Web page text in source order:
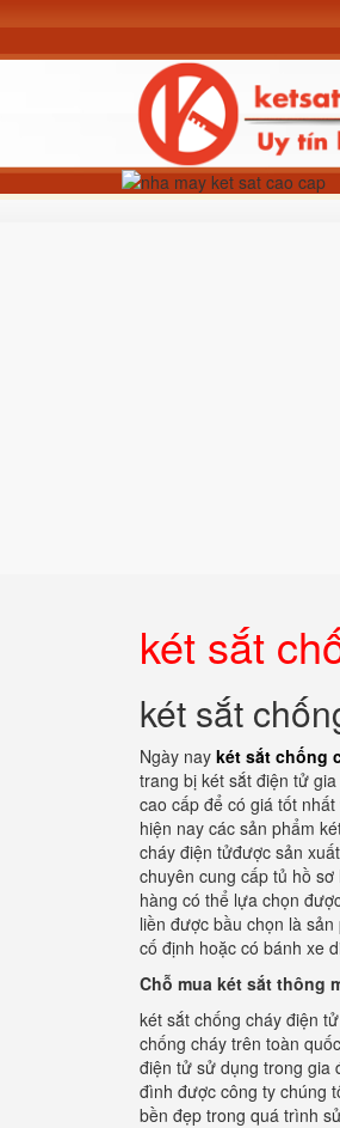
két sắt
két sắt
Ngày nay két sắt chống
trang bị két sắt điện tử
cao cấp để có giá tốt
hiện nay các sản phẩm
cháy điện tửđược sản
chuyên cung cấp tủ hồ
hàng có thể lựa chọn
liền được bầu chọn là
cố định hoặc có bánh xe
Chỗ mua két sắt thông
két sắt chống cháy điện
chống cháy trên toàn
điện tử sử dụng trong gia
đình được công ty chúng
bền đẹp trong quá trình